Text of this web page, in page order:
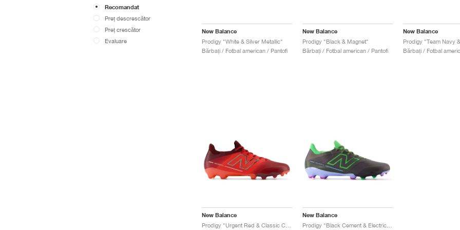
Recomandat
Preț descrescător
Preț crescător
Evaluare
New Balance
Prodigy "White & Silver Metallic"
Bărbați / Fotbal american / Pantofi
New Balance
Prodigy "Black & Magnet"
Bărbați / Fotbal american / Pantofi
New Balance
Bărbați / Fotbal
New Balance New Balance
Prodigy "Black Cement & Electric Jade"